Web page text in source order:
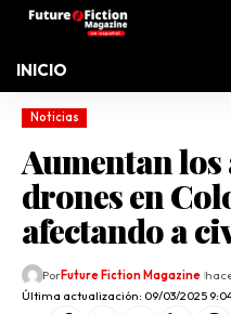
INICIO
Noticias
Aumentan los
drones en
afectando a
Última actualización: 09/03/2025 9:04
PorFuture Fiction Magazine